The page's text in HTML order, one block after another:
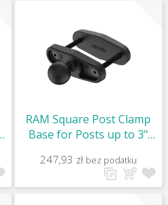
RAM Square Post Clamp
Base for Posts up to 3"
3
247,93 zł bez podatku